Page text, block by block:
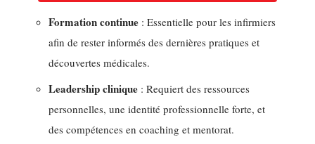
Formation continue : Essentielle pour les infirmiers
afin de rester informés des dernières pratiques et
découvertes médicales.
Leadership clinique : Requiert des ressources
personnelles, une identité professionnelle forte, et
des compétences en coaching et mentorat.